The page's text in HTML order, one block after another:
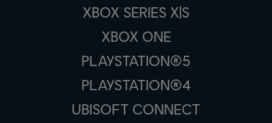
XBOX SERIES X|S
XBOX ONE
PLAYSTATION®5
PLAYSTATION®4
UBISOFT CONNECT